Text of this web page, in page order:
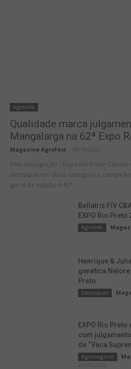
AgroInfo
Qualidade marca
Mangalarga na 62ª Expo
Magazine AgroFest 08/10/2025
Foto Divulgação / Expo Rio Preto
destaque em duas categorias:
geral da edição A 62ª...
Bellatriz FIV
EXPO Rio Preto
AgroInfo
Henrique &
genética Nelore
Preto
Destaques
EXPO Rio
com
de “Vaca
Agronegócio
23/09/2025